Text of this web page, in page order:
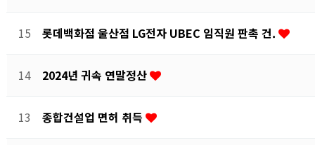
15 롯데백화점 울산점 LG전자 UBEC 임직원 판촉 건.
14 2024년 귀속 연말정산
13 종합건설업 면허 취득